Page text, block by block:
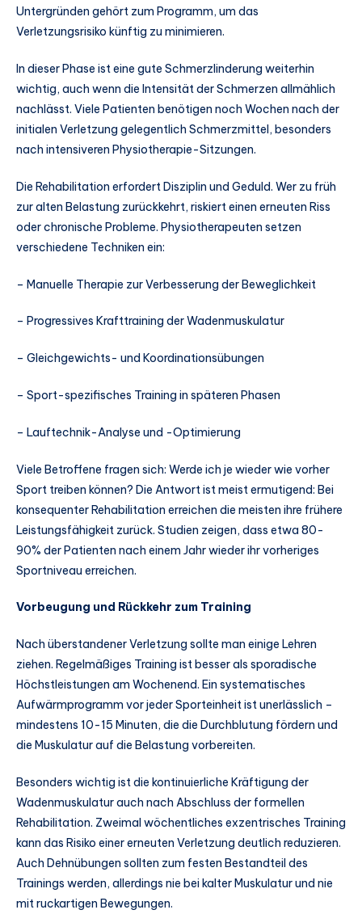
Untergründen gehört zum Programm, um das
Verletzungsrisiko künftig zu minimieren.
In dieser Phase ist eine gute Schmerzlinderung weiterhin
wichtig, auch wenn die Intensität der Schmerzen allmählich
nachlässt. Viele Patienten benötigen noch Wochen nach der
initialen Verletzung gelegentlich Schmerzmittel, besonders
nach intensiveren Physiotherapie-Sitzungen.
Die Rehabilitation erfordert Disziplin und Geduld. Wer zu früh
zur alten Belastung zurückkehrt, riskiert einen erneuten Riss
oder chronische Probleme. Physiotherapeuten setzen
verschiedene Techniken ein:
– Manuelle Therapie zur Verbesserung der Beweglichkeit
– Progressives Krafttraining der Wadenmuskulatur
– Gleichgewichts- und Koordinationsübungen
– Sport-spezifisches Training in späteren Phasen
– Lauftechnik-Analyse und -Optimierung
Viele Betroffene fragen sich: Werde ich je wieder wie vorher
Sport treiben können? Die Antwort ist meist ermutigend: Bei
konsequenter Rehabilitation erreichen die meisten ihre frühere
Leistungsfähigkeit zurück. Studien zeigen, dass etwa 80-
90% der Patienten nach einem Jahr wieder ihr vorheriges
Sportniveau erreichen.
Vorbeugung und Rückkehr zum Training
Nach überstandener Verletzung sollte man einige Lehren
ziehen. Regelmäßiges Training ist besser als sporadische
Höchstleistungen am Wochenend. Ein systematisches
Aufwärmprogramm vor jeder Sporteinheit ist unerlässlich –
mindestens 10-15 Minuten, die die Durchblutung fördern und
die Muskulatur auf die Belastung vorbereiten.
Besonders wichtig ist die kontinuierliche Kräftigung der
Wadenmuskulatur auch nach Abschluss der formellen
Rehabilitation. Zweimal wöchentliches exzentrisches Training
kann das Risiko einer erneuten Verletzung deutlich reduzieren.
Auch Dehnübungen sollten zum festen Bestandteil des
Trainings werden, allerdings nie bei kalter Muskulatur und nie
mit ruckartigen Bewegungen.